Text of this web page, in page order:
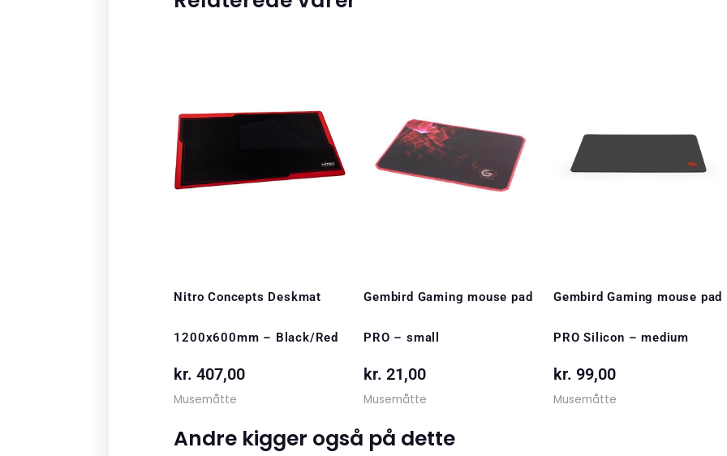
Nitro Concepts Deskmat
1200x600mm – Black/Red
kr. 407,00
Musemåtte
Gembird Gaming mouse pad
PRO – small
kr. 21,00
Musemåtte
Gembird Gaming mouse pad
PRO Silicon – medium
kr. 99,00
Musemåtte
Andre kigger også på dette